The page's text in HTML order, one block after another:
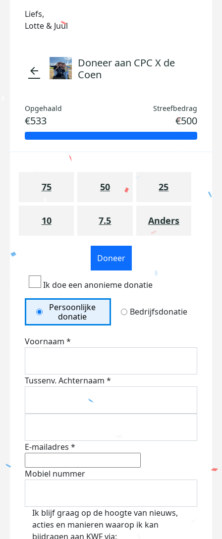
Liefs,
Lotte & Juul
arrow_back
Doneer aan CPC X de
Coen
Opgehaald
€533
Streefbedrag
€500
75 50 25
10 7.5 Anders
Doneer
Ik doe een anonieme donatie
Persoonlijke
donatie
Bedrijfsdonatie
Voornaam *
Tussenv. Achternaam *
E-mailadres *
Mobiel nummer
Ik blijf graag op de hoogte van nieuws,
acties en manieren waarop ik kan
bijdragen aan KWF via: